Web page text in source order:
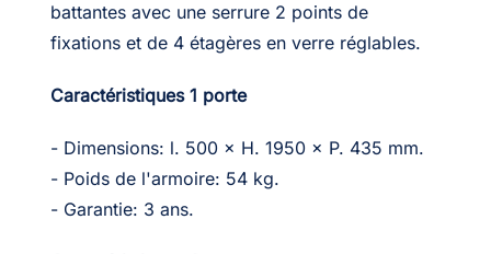
battantes avec une serrure 2 points de
fixations et de 4 étagères en verre réglables.
Caractéristiques 1 porte
- Dimensions: l. 500 × H. 1950 × P. 435 mm.
- Poids de l'armoire: 54 kg.
- Garantie: 3 ans.